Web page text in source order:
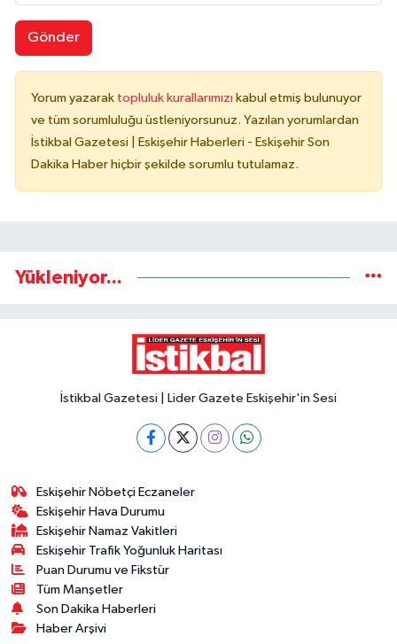
Gönder
Yorum yazarak topluluk kurallarımızı kabul etmiş bulunuyor
ve tüm sorumluluğu üstleniyorsunuz. Yazılan yorumlardan
İstikbal Gazetesi | Eskişehir Haberleri - Eskişehir Son
Dakika Haber hiçbir şekilde sorumlu tutulamaz.
Yükleniyor...
İstikbal Gazetesi | Lider Gazete Eskişehir'in Sesi
Eskişehir Nöbetçi Eczaneler
Eskişehir Hava Durumu
Eskişehir Namaz Vakitleri
Eskişehir Trafik Yoğunluk Haritası
Puan Durumu ve Fikstür
Tüm Manşetler
Son Dakika Haberleri
Haber Arşivi